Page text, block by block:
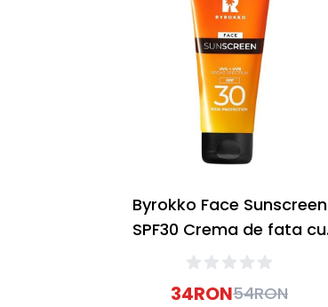
Byrokko Face Sunscreen
SPF30 Crema de fata cu
protectie solara 50ml
34RON54RON